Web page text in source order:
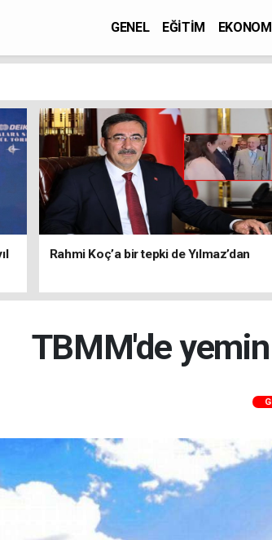
GENEL EĞİTİM
Rahmi Koç’a bir tepki de Yılmaz’dan
TBMM'de